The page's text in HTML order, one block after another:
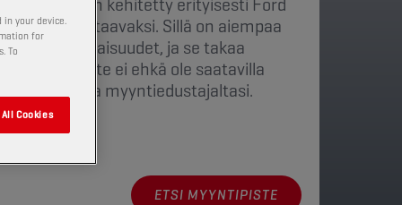
vastaavaksi. Sillä on aiempaa
ja se takaa
Tämä tuote ei ehkä ole saatavilla
paikalliselta myyntiedustajaltasi.
ETSI MYYNTIPISTE
your device.
for
To
Cookies